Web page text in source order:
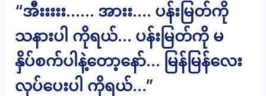
“အီးးးးး…… အားး…. ပန်းမြတ်ကို
သနားပါ ကိုရယ်… ပန်းမြတ်ကို မ
နှိပ်စက်ပါနဲ့တော့နော်… မြန်မြန်လေး
လုပ်ပေးပါ ကိုရယ်…”